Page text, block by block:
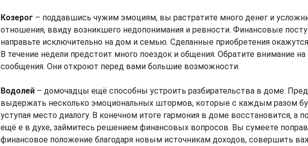
Козерог – поддавшись чужим эмоциям, вы растратите много денег и
отношения, ввиду возникшего недопонимания и ревности. Финансовые
направьте исключительно на дом и семью. Сделанные приобретения
В течение недели предстоит много поездок и общения. Обратите внимание
сообщения. Они откроют перед вами большие возможности.
Водолей – домочадцы ещё способны устроить разбирательства в доме.
выдержать несколько эмоциональных штормов, которые с каждым разом
уступая место диалогу. В конечном итоге гармония в доме восстановится, а
ещё е в духе, займитесь решением финансовых вопросов. Вы сумеете
финансовое положение благодаря новым источникам доходов, совершить